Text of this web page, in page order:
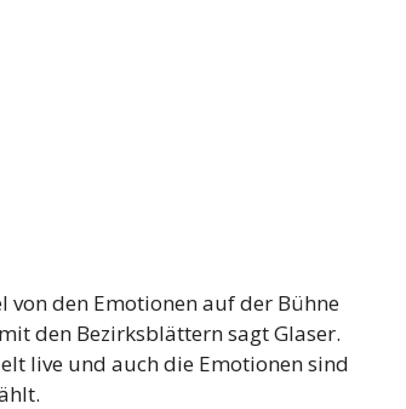
von den Emotionen auf der Bühne
den Bezirksblättern sagt Glaser.
live und auch die Emotionen sind